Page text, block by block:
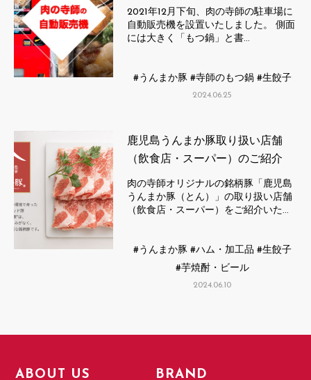
2021年12月下旬、肉の寺師の駐車場に
自動販売機を設置いたしました。 側面
には大きく「もつ鍋」と書…
うんまか豚 寺師のもつ鍋 生餃子
2024.06.25
鹿児島うんまか豚取り扱い店舗
（飲食店・スーパー）のご紹介
肉の寺師オリジナルの銘柄豚「鹿児島
うんまか豚（とん）」の取り扱い店舗
（飲食店・スーパー）をご紹介いた…
うんまか豚 ハム・加工品
生餃子
芋焼酎・ビール
2024.06.10
ABOUT US BRAND